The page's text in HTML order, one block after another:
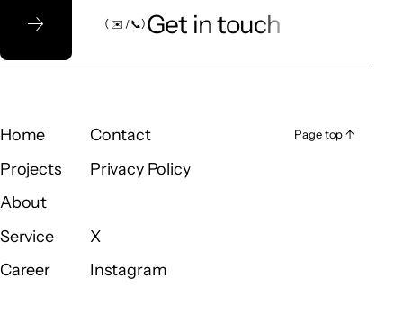
Let’s talk!（ ✉️ / 📞）
（ ✉️ / 📞） Get in touch
Page top ↑
Home
Home
Projects
Projects
About
About
Service
Service
Career
Contact
Contact
Privacy Policy
X
X
Instagram